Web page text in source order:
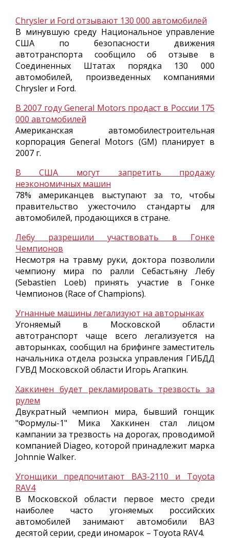
Chrysler и Ford отзывают 130 000 автомобилей
В минувшую среду Национальное управление
США по безопасности движения
автотранспорта сообщило об отзыве в
Соединенных Штатах порядка 130 000
автомобилей, произведенных компаниями
Chrysler и Ford.
В 2007 году General Motors продаст в России 175
000 автомобилей
Американская автомобилестроительная
корпорация General Motors (GM) планирует в
2007 г.
В США могут запретить продажу
неэкономичных машин
78% американцев выступают за то, чтобы
правительство ужесточило стандарты для
автомобилей, продающихся в стране.
Лебу разрешили участвовать в Гонке
Чемпионов
Несмотря на травму руки, доктора позволили
чемпиону мира по ралли Себастьяну Лебу
(Sebastien Loeb) принять участие в Гонке
Чемпионов (Race of Champions).
Угнанные машины легализуют на авторынках
Угоняемый в Московской области
автотранспорт чаще всего легализуется на
авторынках, сообщил на брифинге заместитель
начальника отдела розыска управления ГИБДД
ГУВД Московской области Игорь Агапкин.
Хаккинен будет рекламировать трезвость за
рулем
Двукратный чемпион мира, бывший гонщик
"Формулы-1" Мика Хаккинен стал лицом
кампании за трезвость на дорогах, проводимой
компанией Diageo, которой принадлежит марка
Johnnie Walker.
Угонщики предпочитают ВАЗ-2110 и Toyota
RAV4
В Московской области первое место среди
наиболее часто угоняемых российских
автомобилей занимают автомобили ВАЗ
десятой серии, среди иномарок – Toyota RAV4.